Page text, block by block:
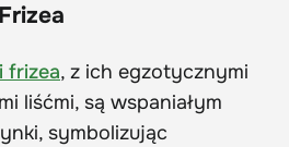
frizea, z ich egzotycznymi
liśćmi, są wspaniałym
symbolizując